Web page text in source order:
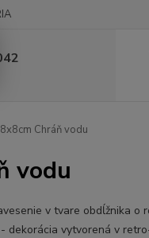
Chráň vodu
vodu
v tvare obdĺžnika o
dekorácia vytvorená v